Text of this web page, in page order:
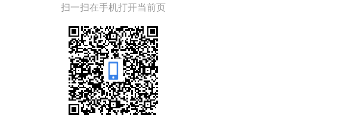
扫一扫在手机打开当前页